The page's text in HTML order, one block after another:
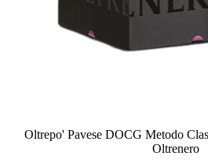
Oltrepo' Pavese DOCG Metodo
Oltrenero